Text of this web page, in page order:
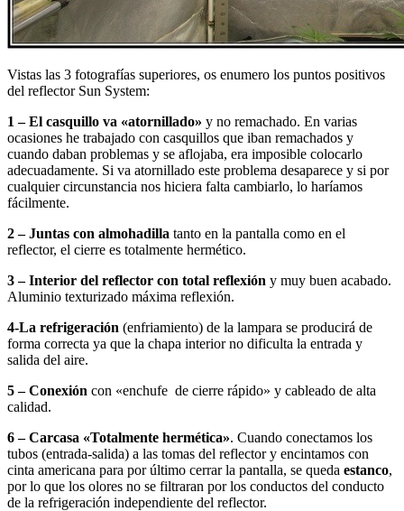
Vistas las 3 fotografías superiores, os enumero los puntos positivos
del reflector Sun System:
1 – El casquillo va «atornillado» y no remachado. En varias
ocasiones he trabajado con casquillos que iban remachados y
cuando daban problemas y se aflojaba, era imposible colocarlo
adecuadamente. Si va atornillado este problema desaparece y si por
cualquier circunstancia nos hiciera falta cambiarlo, lo haríamos
fácilmente.
2 – Juntas con almohadilla tanto en la pantalla como en el
reflector, el cierre es totalmente hermético.
3 – Interior del reflector con total reflexión y muy buen acabado.
Aluminio texturizado máxima reflexión.
4-La refrigeración (enfriamiento) de la lampara se producirá de
forma correcta ya que la chapa interior no dificulta la entrada y
salida del aire.
5 – Conexión con «enchufe de cierre rápido» y cableado de alta
calidad.
6 – Carcasa «Totalmente hermética». Cuando conectamos los
tubos (entrada-salida) a las tomas del reflector y encintamos con
cinta americana para por último cerrar la pantalla, se queda estanco,
por lo que los olores no se filtraran por los conductos del conducto
de la refrigeración independiente del reflector.